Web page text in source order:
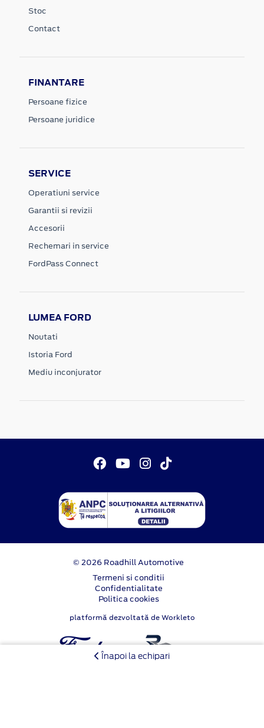
Înapoi la echipari
Stoc
Contact
FINANTARE
Persoane fizice
Persoane juridice
SERVICE
Operatiuni service
Garantii si revizii
Accesorii
Rechemari in service
FordPass Connect
LUMEA FORD
Noutati
Istoria Ford
Mediu inconjurator
© 2026 Roadhill Automotive
Termeni si conditii
Confidentialitate
Politica cookies
platformă dezvoltată de Workleto